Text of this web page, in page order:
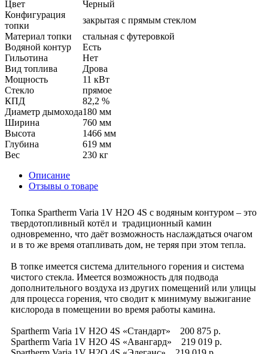
Цвет
Черный
Конфигурация
топки
закрытая с прямым стеклом
Материал топки
стальная с футеровкой
Водяной контур
Есть
Гильотина
Нет
Вид топлива
Дрова
Мощность
11 кВт
Стекло
прямое
КПД
82,2 %
Диаметр дымохода180 мм
Ширина
760 мм
Высота
1466 мм
Глубина
619 мм
Вес
230 кг
Описание
Отзывы о товаре
Топка Spartherm Varia 1V H2O 4S с водяным контуром – это
твердотопливный котёл и традиционный камин
одновременно, что даёт возможность наслаждаться очагом
и в то же время отапливать дом, не теряя при этом тепла.
В топке имеется система длительного горения и система
чистого стекла. Имеется возможность для подвода
дополнительного воздуха из других помещений или улицы
для процесса горения, что сводит к минимуму выжигание
кислорода в помещении во время работы камина.
Spartherm Varia 1V H2O 4S «Стандарт» 200 875 р.
Spartherm Varia 1V H2O 4S «Авангард» 219 019 р.